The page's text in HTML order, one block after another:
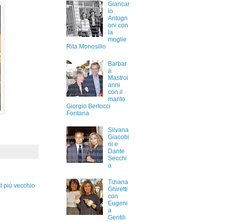
più vecchio
Giancar
lo
Antogn
oni con
la
moglie
Rita Monosilio
Barbar
a
Mastroi
anni
con il
marito
Giorgio Bertocci
Fontana
Silvana
Giacobi
ni e
Dante
Secchi
a
Tiziana
Ghiretti
con
Eugeni
a
Gentili